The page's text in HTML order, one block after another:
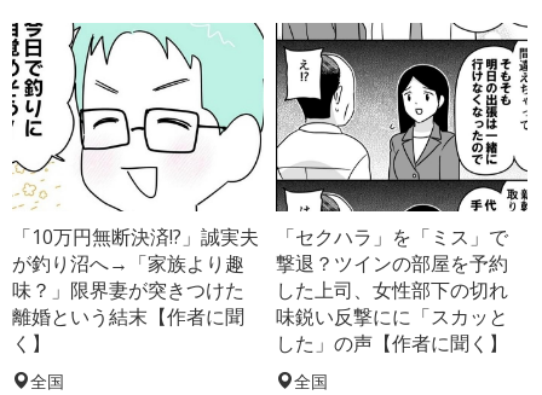
「10万円無断決済!?」誠実夫
が釣り沼へ→「家族より趣
味？」限界妻が突きつけた
離婚という結末【作者に聞
く】
全国
「セクハラ」を「ミス」で
撃退？ツインの部屋を予約
した上司、女性部下の切れ
味鋭い反撃にに「スカッと
した」の声【作者に聞く】
全国